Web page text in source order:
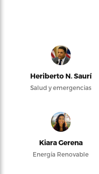
Heriberto N. Saurí
Salud y emergencias
Kiara Gerena
Energía Renovable